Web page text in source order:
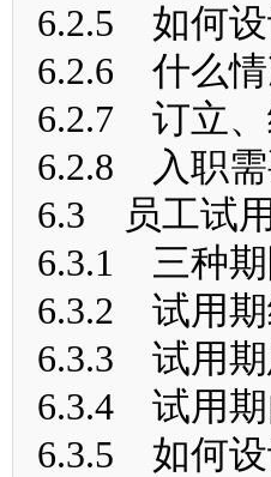
6.2.5 如何设
6.2.6 什么情
6.2.7 订立、
6.2.8 入职需
6.3 员工试
6.3.1 三种期
6.3.2 试用期
6.3.3 试用期
6.3.4 试用期
6.3.5 如何设